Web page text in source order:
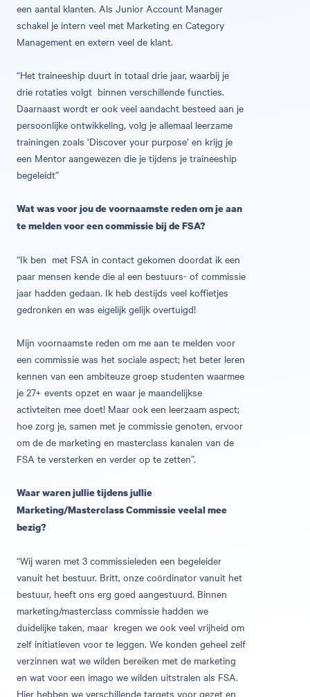
een aantal klanten. Als Junior Account Manager
schakel je intern veel met Marketing en Category
Management en extern veel de klant.
“Het traineeship duurt in totaal drie jaar, waarbij je
drie rotaties volgt binnen verschillende functies.
Daarnaast wordt er ook veel aandacht besteed aan je
persoonlijke ontwikkeling, volg je allemaal leerzame
trainingen zoals ‘Discover your purpose’ en krijg je
een Mentor aangewezen die je tijdens je traineeship
begeleidt”
Wat was voor jou de voornaamste reden om je aan
te melden voor een commissie bij de FSA?
“Ik ben met FSA in contact gekomen doordat ik een
paar mensen kende die al een bestuurs- of commissie
jaar hadden gedaan. Ik heb destijds veel koffietjes
gedronken en was eigelijk gelijk overtuigd!
Mijn voornaamste reden om me aan te melden voor
een commissie was het sociale aspect; het beter leren
kennen van een ambiteuze groep studenten waarmee
je 27+ events opzet en waar je maandelijkse
activteiten mee doet! Maar ook een leerzaam aspect;
hoe zorg je, samen met je commissie genoten, ervoor
om de de marketing en masterclass kanalen van de
FSA te versterken en verder op te zetten”.
Waar waren jullie tijdens jullie
Marketing/Masterclass Commissie veelal mee
bezig?
“Wij waren met 3 commissieleden een begeleider
vanuit het bestuur. Britt, onze coördinator vanuit het
bestuur, heeft ons erg goed aangestuurd. Binnen
marketing/masterclass commissie hadden we
duidelijke taken, maar kregen we ook veel vrijheid om
zelf initiatieven voor te leggen. We konden geheel zelf
verzinnen wat we wilden bereiken met de marketing
en wat voor een imago we wilden uitstralen als FSA.
Hier hebben we verschillende targets voor gezet en